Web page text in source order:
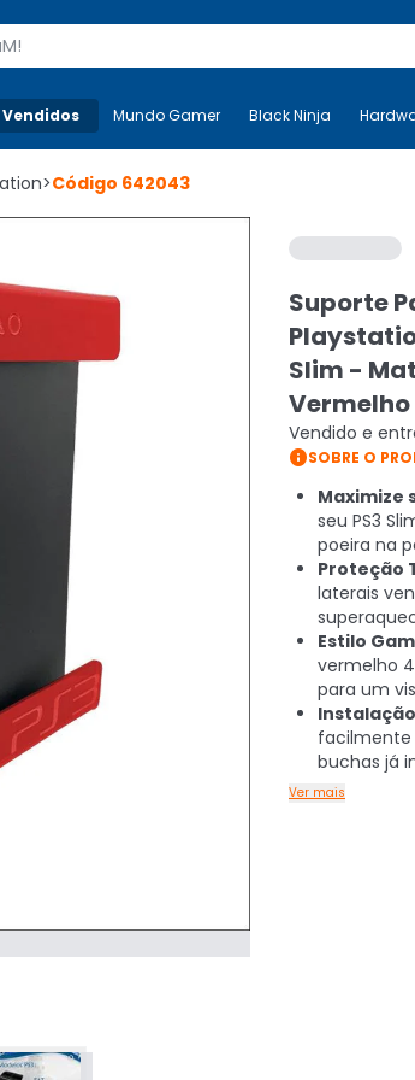
Mais-v- Mundo Gamer Black
Mundo Gamer Black Ninja
>Código 642043
Suporte
Slim -
Vermelho
Vendido e
SOBRE O
Maximize
seu PS3
poeira na
Proteção
laterais
Estilo
vermelho
para um
facilmente
buchas já
Ver mais